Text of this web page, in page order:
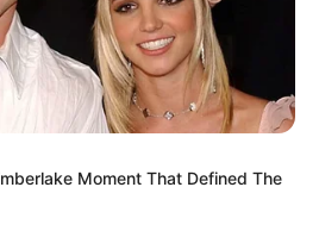
Moment That Defined The